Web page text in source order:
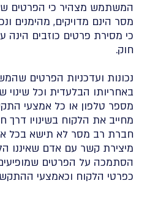
המשתמש מצהיר כי הפרטים
מסר הינם מדויקים, מהימנים
כי מסירת פרטים כוזבים הינה
חוק.
נכונות ועדכניות הפרטים
באחריותו הבלעדית וכל
מספר טלפון או כל אמצעי
מחייב את הלקוח בשינויו דרך
חברת רב מסר לא תישא בכל
מיצירת קשר עם אדם שאיננו
הסתמכה על הפרטים
כפרטי הלקוח וכאמצעי